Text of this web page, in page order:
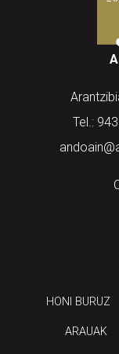
Tel.:
HONI BURUZ
ARAUAK